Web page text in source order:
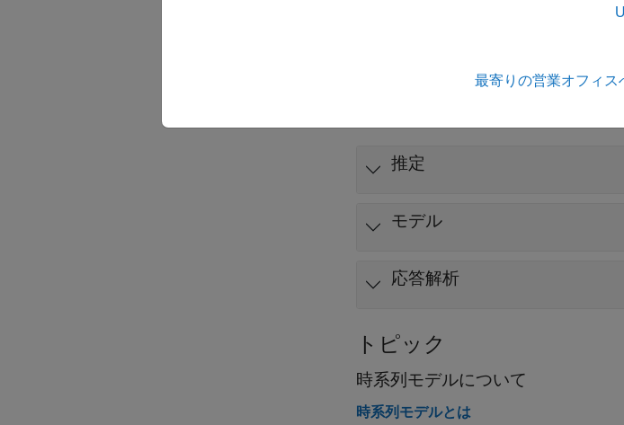
同定されたモデルを使用して、コマンド
推定
モデル
応答解析
トピック
時系列モデルについて
時系列モデルとは
最寄りの営業オフィス